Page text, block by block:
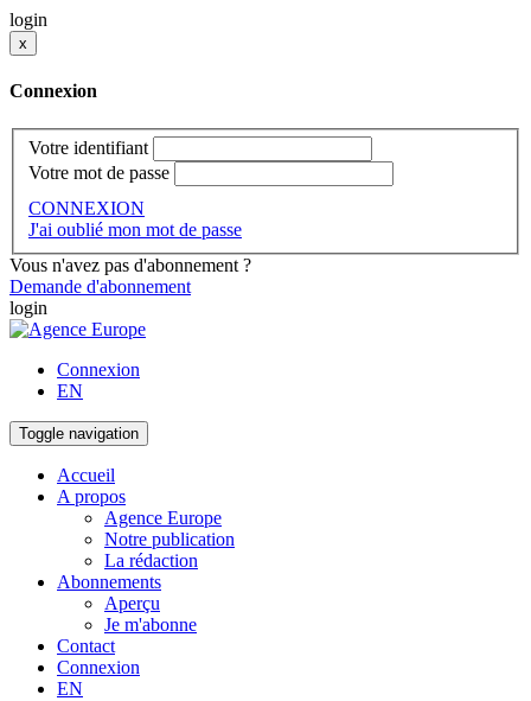
login
x
Connexion
Votre identifiant
Votre mot de passe
CONNEXION
J'ai oublié mon mot de passe
Vous n'avez pas d'abonnement ?
Demande d'abonnement
login
Connexion
EN
Toggle navigation
Accueil
A propos
Agence Europe
Notre publication
La rédaction
Abonnements
Aperçu
Je m'abonne
Contact
Connexion
EN